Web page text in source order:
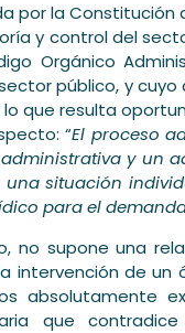
por la
y control del
Orgánico
público, y cuyo
que resulta
“El proceso
y un
una situación
para el
no supone una
intervención de un
absolutamente
que contradice